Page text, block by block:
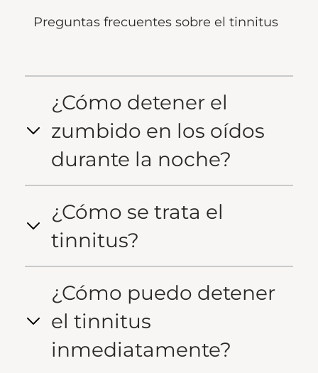
Preguntas frecuentes sobre el tinnitus
¿Cómo detener el
zumbido en los oídos
durante la noche?
¿Cómo se trata el
tinnitus?
¿Cómo puedo detener
el tinnitus
inmediatamente?